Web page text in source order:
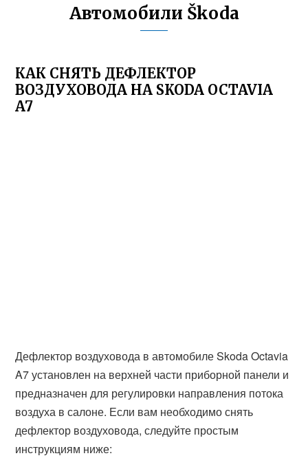
Автомобили Škoda
КАК СНЯТЬ ДЕФЛЕКТОР
ВОЗДУХОВОДА НА SKODA OCTAVIA
A7
Дефлектор воздуховода в автомобиле Skoda Octavia
A7 установлен на верхней части приборной панели и
предназначен для регулировки направления потока
воздуха в салоне. Если вам необходимо снять
дефлектор воздуховода, следуйте простым
инструкциям ниже: